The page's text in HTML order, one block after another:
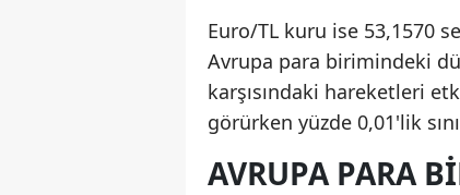
Euro/TL kuru ise 53,1570
Avrupa para birimindeki
karşısındaki hareketleri
görürken yüzde 0,01'lik
AVRUPA PARA